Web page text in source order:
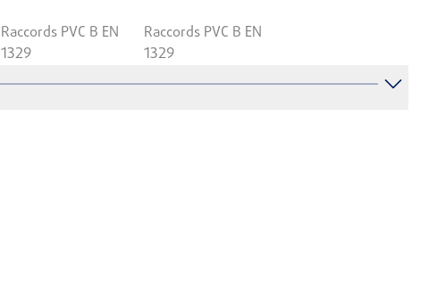
Raccords PVC B EN
1329
Raccords PVC B EN
1329